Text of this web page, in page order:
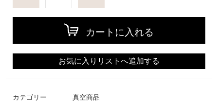
カートに入れる
お気に入りリストへ追加する
カテゴリー 真空商品